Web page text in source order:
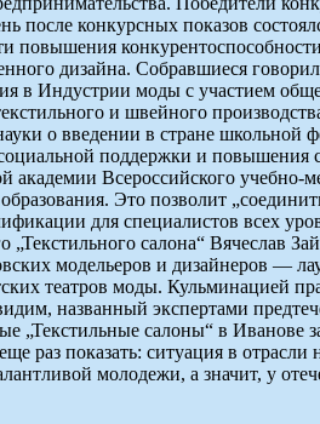
конкурсных показов
повышения
дизайна. Собравшиеся
в Индустрии моды с участием
и швейного
о введении в стране
поддержки и повышения
Всероссийского учебно-
Это позволит
для специалистов всех
салона“ Вячеслав
модельеров и дизайнеров —
театров моды. Кульминацией
названный экспертами
„Текстильные салоны“ в Иванове
раз показать: ситуация в отрасли
молодежи, а значит, у